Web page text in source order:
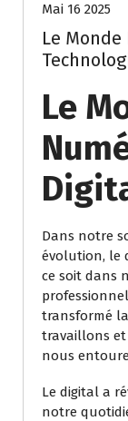
Mai 16 2025
Le
Le
Dans notre
évolution, le
ce soit dans
transformé
travaillons et
nous
Le digital a
notre